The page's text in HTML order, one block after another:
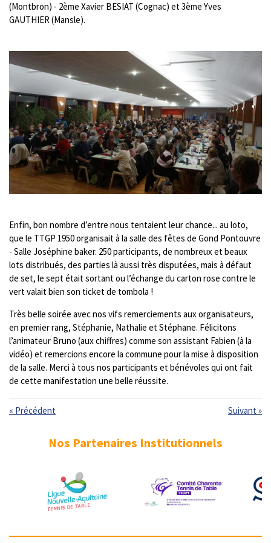
(Montbron) - 2ème Xavier BESIAT (Cognac) et 3ème Yves
GAUTHIER (Mansle).
Enfin, bon nombre d’entre nous tentaient leur chance... au loto,
que le TTGP 1950 organisait à la salle des fêtes de Gond Pontouvre
- Salle Joséphine baker. 250 participants, de nombreux et beaux
lots distribués, des parties là aussi très disputées, mais à défaut
de set, le sept était sortant ou l’échange du carton rose contre le
vert valait bien son ticket de tombola !
Très belle soirée avec nos vifs remerciements aux organisateurs,
en premier rang, Stéphanie, Nathalie et Stéphane. Félicitons
l’animateur Bruno (aux chiffres) comme son assistant Fabien (à la
vidéo) et remercions encore la commune pour la mise à disposition
de la salle. Merci à tous nos participants et bénévoles qui ont fait
de cette manifestation une belle réussite.
« Précédent Suivant »
Nos Partenaires Institutionnels